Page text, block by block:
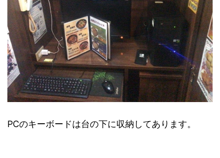
PCのキーボードは台の下に収納してあります。